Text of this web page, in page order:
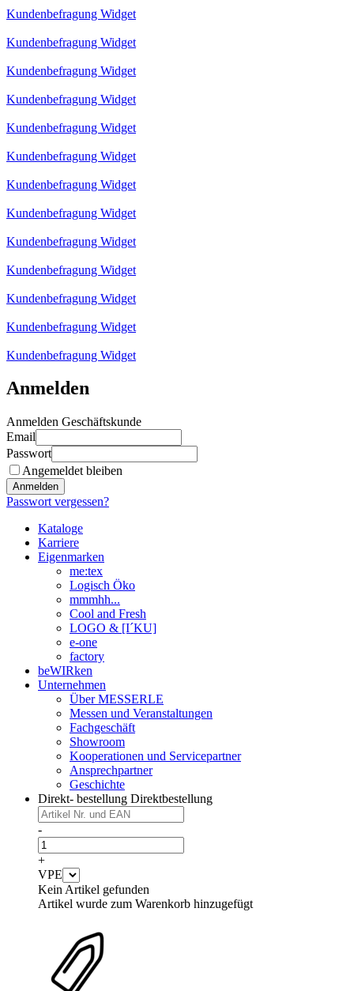
Kundenbefragung Widget
Kundenbefragung Widget
Kundenbefragung Widget
Kundenbefragung Widget
Kundenbefragung Widget
Kundenbefragung Widget
Kundenbefragung Widget
Kundenbefragung Widget
Kundenbefragung Widget
Kundenbefragung Widget
Kundenbefragung Widget
Kundenbefragung Widget
Kundenbefragung Widget
Anmelden
Anmelden Geschäftskunde
Email
Passwort
Angemeldet bleiben
Anmelden
Passwort vergessen?
Kataloge
Karriere
Eigenmarken
me:tex
Logisch Öko
mmmhh...
Cool and Fresh
LOGO & [I´KU]
e-one
factory
beWIRken
Unternehmen
Über MESSERLE
Messen und Veranstaltungen
Fachgeschäft
Showroom
Kooperationen und Servicepartner
Ansprechpartner
Geschichte
Direkt- bestellung Direktbestellung
-
+
VPE
Kein Artikel gefunden
Artikel wurde zum Warenkorb hinzugefügt